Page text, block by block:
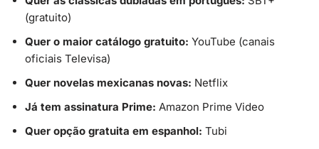
(gratuito)
Quer o maior catálogo gratuito: YouTube (canais
oficiais Televisa)
Quer novelas mexicanas novas: Netflix
Já tem assinatura Prime: Amazon Prime Video
Quer opção gratuita em espanhol: Tubi